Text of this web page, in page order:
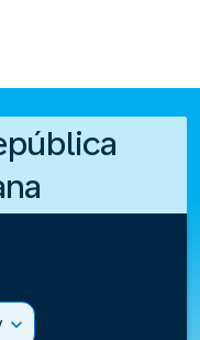
expand_more